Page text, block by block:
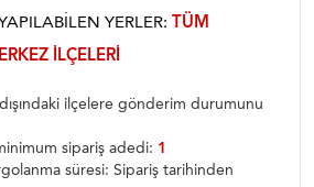
YERLER: TÜM
ILÇELERI
ilçelere gönderim durumunu
sipariş adedi: 1
süresi: Sipariş tarihinden